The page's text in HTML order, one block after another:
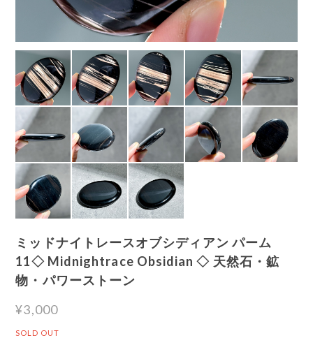
ミッドナイトレースオブシディアン パーム
11◇ Midnightrace Obsidian ◇ 天然石・鉱
物・パワーストーン
¥3,000
SOLD OUT